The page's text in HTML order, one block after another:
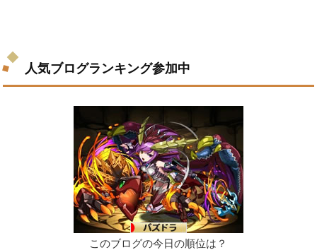
人気ブログランキング参加中
このブログの今日の順位は？